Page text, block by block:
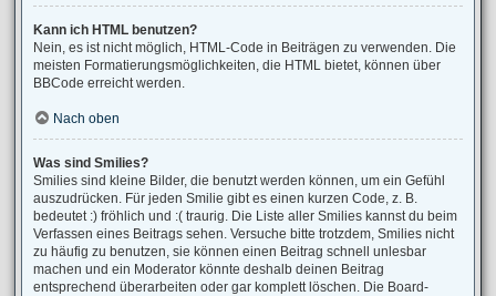
Kann ich HTML benutzen?
Nein, es ist nicht möglich, HTML-Code in Beiträgen zu verwenden. Die
meisten Formatierungsmöglichkeiten, die HTML bietet, können über
BBCode erreicht werden.
Nach oben
Was sind Smilies?
Smilies sind kleine Bilder, die benutzt werden können, um ein Gefühl
auszudrücken. Für jeden Smilie gibt es einen kurzen Code, z. B.
bedeutet :) fröhlich und :( traurig. Die Liste aller Smilies kannst du beim
Verfassen eines Beitrags sehen. Versuche bitte trotzdem, Smilies nicht
zu häufig zu benutzen, sie können einen Beitrag schnell unlesbar
machen und ein Moderator könnte deshalb deinen Beitrag
entsprechend überarbeiten oder gar komplett löschen. Die Board-